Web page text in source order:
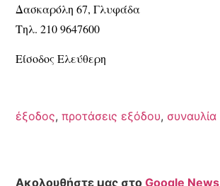
Δασκαρόλη 67, Γλυφάδα
Τηλ. 210 9647600
Είσοδος Ελεύθερη
έξοδος,προτάσεις εξόδου, συναυλία
Ακολουθήστε μας στοGoogle News